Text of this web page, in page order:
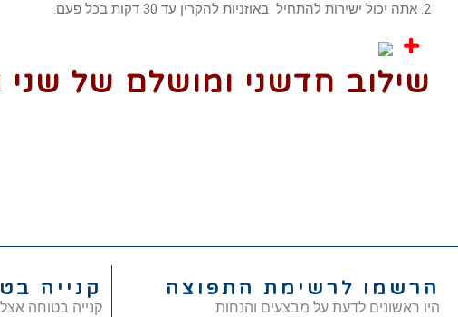
2. אתה יכול ישירות להתחיל באוזניות להקרין עד 30 דקות בכל פעם.
+
שילוב חדשני ומושלם של שני
הרשמו לרשימת התפוצה
היו ראשונים לדעת על מבצעים והנחות
קנייה
קנייה בטוחה